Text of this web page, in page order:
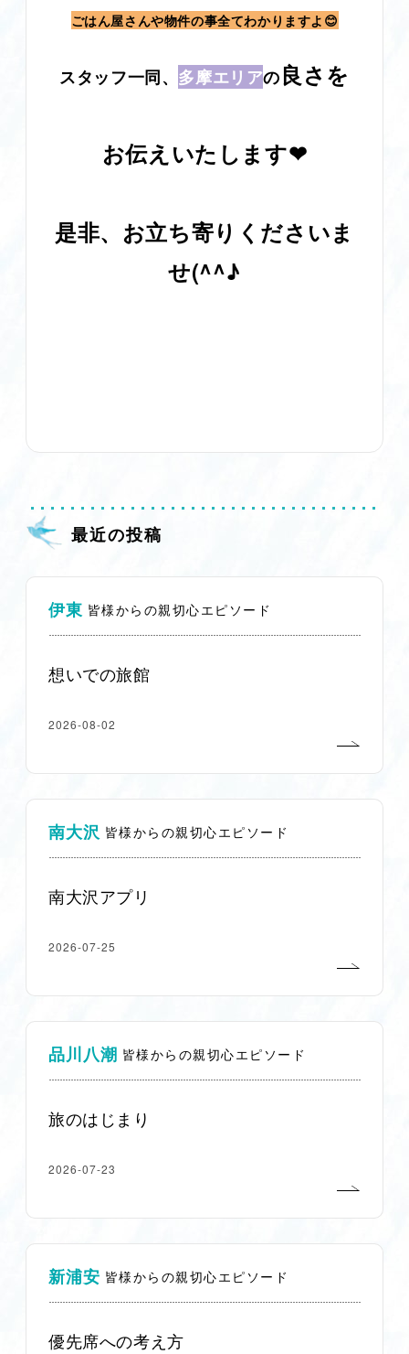
ごはん屋さんや物件の事全てわかりますよ😊
スタッフ一同、 多摩エリアの良さを
お伝えいたします❤
是非、お立ち寄りくださいま
せ(^^♪
最近の投稿
伊東 皆様からの親切心エピソード
想いでの旅館
2026-08-02
南大沢 皆様からの親切心エピソード
南大沢アプリ
2026-07-25
品川八潮 皆様からの親切心エピソード
旅のはじまり
2026-07-23
新浦安 皆様からの親切心エピソード
優先席への考え方